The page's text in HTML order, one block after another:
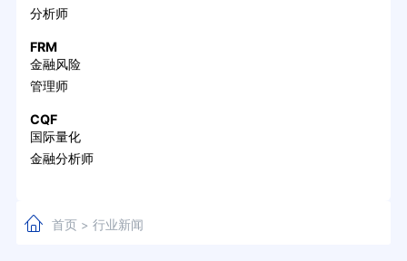
分析师
FRM
金融风险
管理师
CQF
国际量化
金融分析师
首页> 行业新闻